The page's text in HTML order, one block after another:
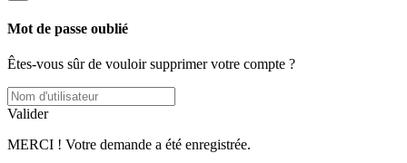
Mot de passe oublié
Êtes-vous sûr de vouloir supprimer votre compte ?
Valider
MERCI ! Votre demande a été enregistrée.